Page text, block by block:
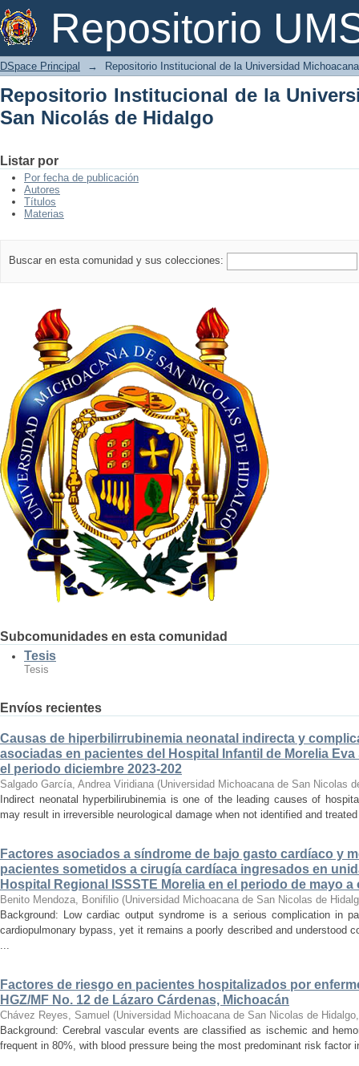
Repositorio
Repositorio Institucional de la
DSpace Principal → Repositorio Institucional de la Universidad
Repositorio Institucional de la
San Nicolás de Hidalgo
Listar por
Por fecha de publicación
Autores
Títulos
Materias
Buscar en esta comunidad y sus colecciones:
Subcomunidades en esta comunidad
Tesis
Tesis
Envíos recientes
Causas de hiperbilirrubinemia neonatal indirecta y
asociadas en pacientes del Hospital Infantil de Morelia
el periodo diciembre 2023-202
Salgado García, Andrea Viridiana (Universidad Michoacana de San Nicolas
Indirect neonatal hyperbilirubinemia is one of the leading causes of
may result in irreversible neurological damage when not identified and
Factores asociados a síndrome de bajo gasto cardíaco y
pacientes sometidos a cirugía cardíaca ingresados en
Hospital Regional ISSSTE Morelia en el periodo de mayo a
Benito Mendoza, Bonifilio (Universidad Michoacana de San Nicolas de
Background: Low cardiac output syndrome is a serious complication in
cardiopulmonary bypass, yet it remains a poorly described and understood
...
Factores de riesgo en pacientes hospitalizados por
HGZ/MF No. 12 de Lázaro Cárdenas, Michoacán
Chávez Reyes, Samuel (Universidad Michoacana de San Nicolas de Hidalgo
Background: Cerebral vascular events are classified as ischemic and
frequent in 80%, with blood pressure being the most predominant risk factor